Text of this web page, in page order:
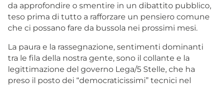
da approfondire o smentire in un dibattito pubblico,
teso prima di tutto a rafforzare un pensiero comune
che ci possano fare da bussola nei prossimi mesi.
La paura e la rassegnazione, sentimenti dominanti
tra le fila della nostra gente, sono il collante e la
legittimazione del governo Lega/5 Stelle, che ha
preso il posto dei “democraticissimi” tecnici nel